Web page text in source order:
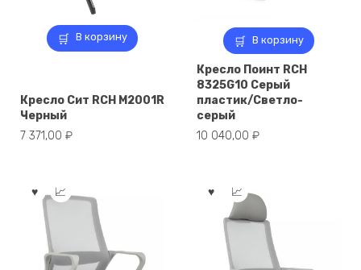
В корзину
Кресло Сит RCH M2001R
Черный
7 371,00 ₽
В корзину
Кресло Поинт RCH
8325G10 Серый
пластик/Светло-
серый
10 040,00 ₽